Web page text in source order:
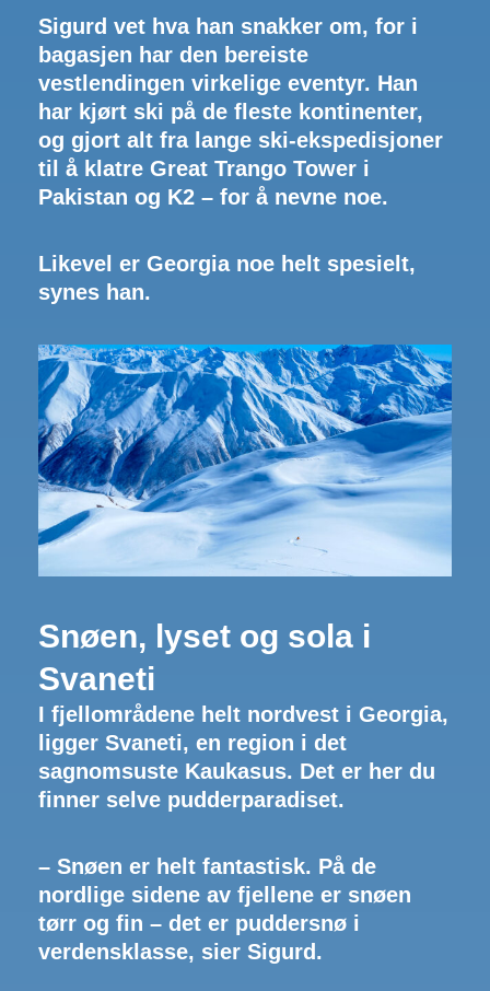
Sigurd vet hva han snakker om, for i
bagasjen har den bereiste
vestlendingen virkelige eventyr. Han
har kjørt ski på de fleste kontinenter,
og gjort alt fra lange ski-ekspedisjoner
til å klatre Great Trango Tower i
Pakistan og K2 – for å nevne noe.
Likevel er Georgia noe helt spesielt,
synes han.
Snøen, lyset og sola i
Svaneti
I fjellområdene helt nordvest i Georgia,
ligger Svaneti, en region i det
sagnomsuste Kaukasus. Det er her du
finner selve pudderparadiset.
– Snøen er helt fantastisk. På de
nordlige sidene av fjellene er snøen
tørr og fin – det er puddersnø i
verdensklasse, sier Sigurd.